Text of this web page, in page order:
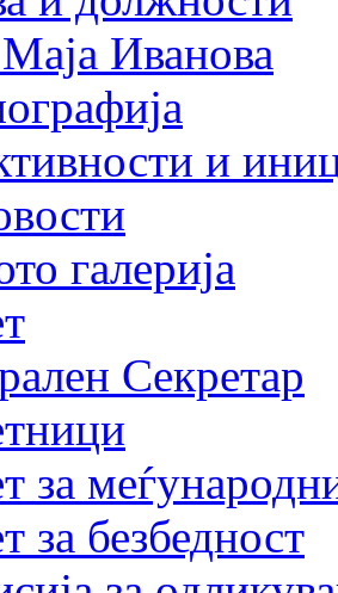
Иванова
и
галерија
Секретар
за
за безбедност